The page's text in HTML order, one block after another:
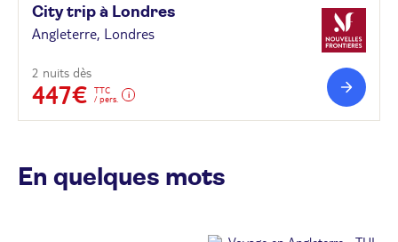
City trip à Londres
Angleterre, Londres
2 nuits dès
447€
TTC
/ pers.
En quelques mots